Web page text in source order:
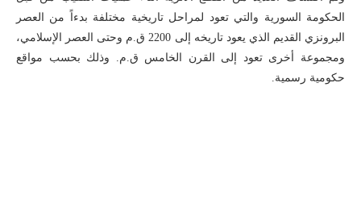
الحكومة السورية والتي تعود لمراحل تاريخية مختلفة بدءاً من العصر
البرونزي القديم الذي يعود تاريخه إلى 2200 ق.م وحتى العصر الإسلامي،
ومجموعة أخرى تعود إلى القرن الخامس ق.م. وذلك بحسب مواقع
حكومية رسمية.